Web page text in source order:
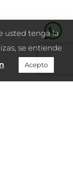
usted tenga la
se entiende
Acepto